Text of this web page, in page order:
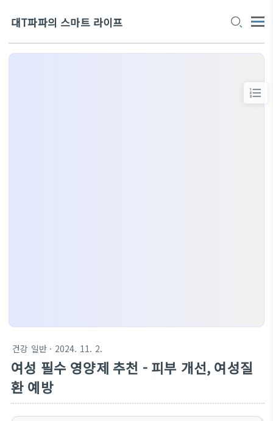
대T파파의 스마트 라이프
건강 일반 · 2024. 11. 2.
여성 필수 영양제 추천 - 피부 개선, 여성질
환 예방